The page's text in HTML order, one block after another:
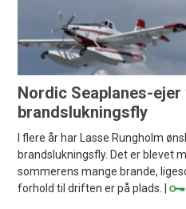
Nordic Seaplanes-ejer
brandslukningsfly
I flere år har Lasse Rungholm
brandslukningsfly. Det er blevet
sommerens mange brande,
forhold til driften er på plads. |